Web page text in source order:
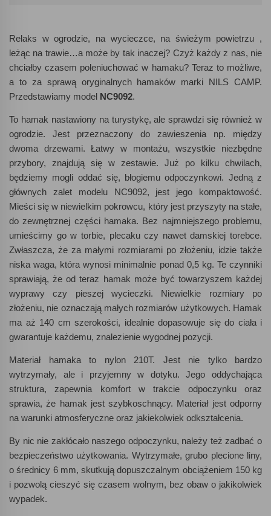
Relaks w ogrodzie, na wycieczce, na świeżym powietrzu ,
leżąc na trawie…a może by tak inaczej? Czyż każdy z nas, nie
chciałby czasem poleniuchować w hamaku? Teraz to możliwe,
a to za sprawą oryginalnych hamaków marki NILS CAMP.
Przedstawiamy model NC9092.
To hamak nastawiony na turystykę, ale sprawdzi się również w
ogrodzie. Jest przeznaczony do zawieszenia np. między
dwoma drzewami. Łatwy w montażu, wszystkie niezbędne
przybory, znajdują się w zestawie. Już po kilku chwilach,
będziemy mogli oddać się, błogiemu odpoczynkowi. Jedną z
głównych zalet modelu NC9092, jest jego kompaktowość.
Mieści się w niewielkim pokrowcu, który jest przyszyty na stałe,
do zewnętrznej części hamaka. Bez najmniejszego problemu,
umieścimy go w torbie, plecaku czy nawet damskiej torebce.
Zwłaszcza, że za małymi rozmiarami po złożeniu, idzie także
niska waga, która wynosi minimalnie ponad 0,5 kg. Te czynniki
sprawiają, że od teraz hamak może być towarzyszem każdej
wyprawy czy pieszej wycieczki. Niewielkie rozmiary po
złożeniu, nie oznaczają małych rozmiarów użytkowych. Hamak
ma aż 140 cm szerokości, idealnie dopasowuje się do ciała i
gwarantuje każdemu, znalezienie wygodnej pozycji.
Materiał hamaka to nylon 210T. Jest nie tylko bardzo
wytrzymały, ale i przyjemny w dotyku. Jego oddychająca
struktura, zapewnia komfort w trakcie odpoczynku oraz
sprawia, że hamak jest szybkoschnący. Materiał jest odporny
na warunki atmosferyczne oraz jakiekolwiek odkształcenia.
By nic nie zakłócało naszego odpoczynku, należy też zadbać o
bezpieczeństwo użytkowania. Wytrzymałe, grubo plecione liny,
o średnicy 6 mm, skutkują dopuszczalnym obciążeniem 150 kg
i pozwolą cieszyć się czasem wolnym, bez obaw o jakikolwiek
wypadek.